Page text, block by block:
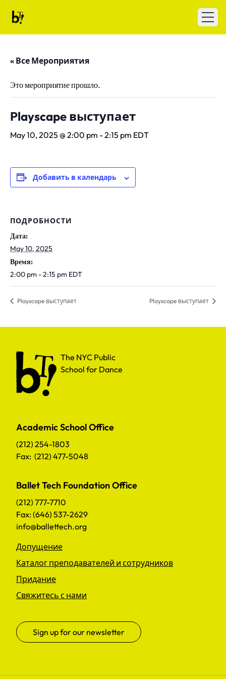
Ballet Tech
« Все Мероприятия
Это мероприятие прошло.
Playscape выступает
May 10, 2025 @ 2:00 pm -2:15 pm EDT
Добавить в календарь
ПОДРОБНОСТИ
Дата:
May 10, 2025
Время:
2:00 pm - 2:15 pm EDT
Playscape выступает Playscape выступает
The NYC Public School for Dance
The NYC Public
School for Dance
Academic School Office
(212) 254-1803
Fax: (212) 477-5048
Ballet Tech Foundation Office
(212) 777-7710
Fax: (646) 537-2629
info@ballettech.org
Допущение
Каталог преподавателей и сотрудников
Придание
Свяжитесь с нами
Sign up for our newsletter